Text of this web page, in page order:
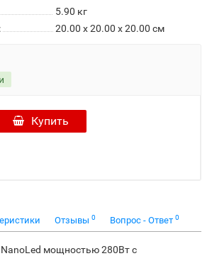
5.90 кг
20.00 x 20.00 x 20.00 см
Купить
Отзывы 0 Вопрос - Ответ 0
мощностью 280Вт с